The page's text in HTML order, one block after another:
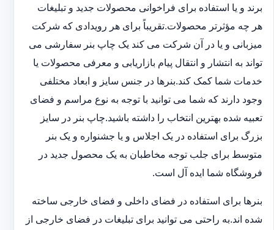
برند و یا استفاده برای فراخوانی محصولات جدید و تبلیغات
هر چه مؤثرتر محصولات.تقریباً برای هر رویدادی که شرکت
میزبانی و یا در آن شرکت می کند یک چاپ بنر سفارشی می
تواند به انتشار و انتقال پیام بازاریابی و معرفی محصولات یا
خدمات شما کمک کند.بنرها در جنس سایز و ابعاد مختلفی
وجود دارند که شما می توانید با توجه به نوع مراسم و فضای
تعبیه شده بهترین انتخاب را داشته باشید.چاپ بنر در سایز
بزرگ برای استفاده در یک اجلاس و یا جشنواره و یک بنر
متوسط برای جلب توجه مخاطبان به یک محصول جدید در
فروشگاه شما ایده آل است.
بنرها برای استفاده در فضای داخلی و فضای خارجی ساخته
شده اند.به راحتی می توانید برای تبلیغات در فضای خارجی از